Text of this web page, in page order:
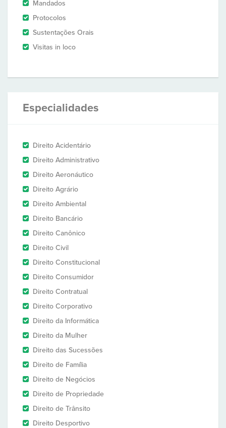
Mandados
Protocolos
Sustentações Orais
Visitas in loco
Especialidades
Direito Acidentário
Direito Administrativo
Direito Aeronáutico
Direito Agrário
Direito Ambiental
Direito Bancário
Direito Canônico
Direito Civil
Direito Constitucional
Direito Consumidor
Direito Contratual
Direito Corporativo
Direito da Informática
Direito da Mulher
Direito das Sucessões
Direito de Família
Direito de Negócios
Direito de Propriedade
Direito de Trânsito
Direito Desportivo